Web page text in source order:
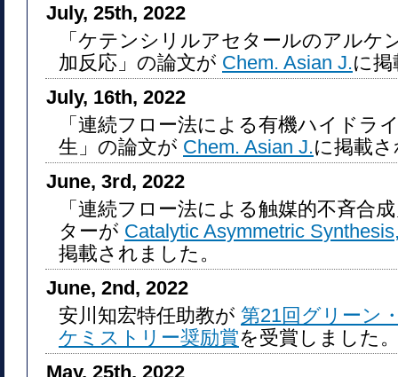
July, 25th, 2022
「ケテンシリルアセタールのアルケ
加反応」の論文が Chem. Asian J.に
July, 16th, 2022
「連続フロー法による有機ハイドラ
生」の論文が Chem. Asian J.に掲載
June, 3rd, 2022
「連続フロー法による触媒的不斉合
ターが Catalytic Asymmetric
掲載されました。
June, 2nd, 2022
安川知宏特任助教が 第21回グリーン
ケミストリー奨励賞を受賞しました
May, 25th, 2022